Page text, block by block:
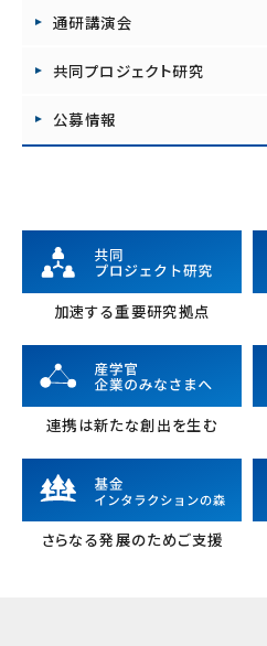
通研講演会
共同プロジェクト研究
公募情報
加速する重要研究拠点
連携は新たな創出を生む
さらなる発展のためご支援